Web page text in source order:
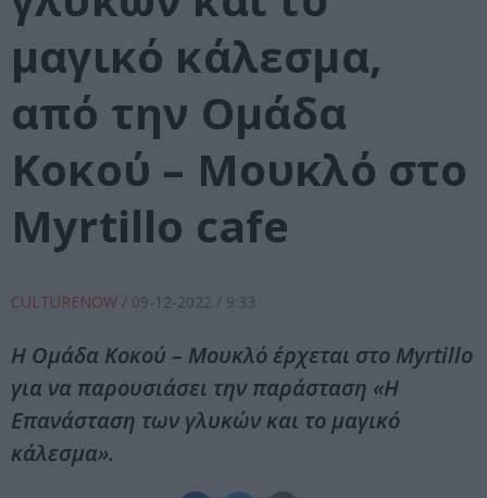
μαγικό κάλεσμα,
από την Ομάδα
Κοκού – Μουκλό στο
Myrtillo cafe
CULTURENOW / 09-12-2022 / 9:33
Η Ομάδα Κοκού – Μουκλό έρχεται στο Myrtillo
για να παρουσιάσει την παράσταση «Η
Επανάσταση των γλυκών και το μαγικό
κάλεσμα».